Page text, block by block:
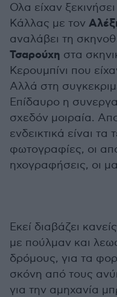
Ολα είχαν
Κάλλας με τον
αναλάβει τη
Τσαρούχη στα
Κερουμπίνι που
Αλλά στη
Επίδαυρο η
σχεδόν μοιραία.
ενδεικτικά είναι τα
φωτογραφίες, οι
ηχογραφήσεις, οι
Εκεί διαβάζει
με πούλμαν και
δρόμους, για τα
σκόνη από τους
για την αμηχανία